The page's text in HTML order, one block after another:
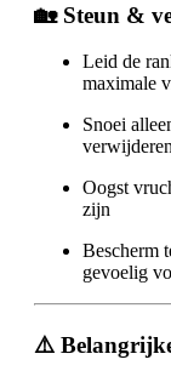
🏡 Steun &
Leid de
maximale
Snoei
Oogst
zijn
Bescherm
gevoelig
⚠️